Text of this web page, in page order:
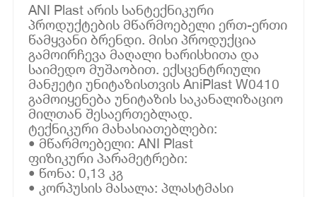
ANI Plast არის სანტექნიკური
პროდუქტების მწარმოებელი ერთ-ერთი
წამყვანი ბრენდი. მისი პროდუქცია
გამოირჩევა მაღალი ხარისხითა და
საიმედო მუშაობით. ექსცენტრიული
მანჟეტი უნიტაზისთვის AniPlast W0410
გამოიყენება უნიტაზის საკანალიზაციო
მილთან შესაერთებლად.
ტექნიკური მახასიათებლები:
• მწარმოებელი: ANI Plast
ფიზიკური პარამეტრები:
• წონა: 0,13 კგ
• კორპუსის მასალა: პლასტმასი